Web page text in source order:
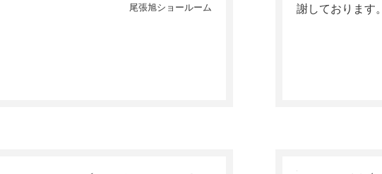
尾張旭ショールーム
謝しております。